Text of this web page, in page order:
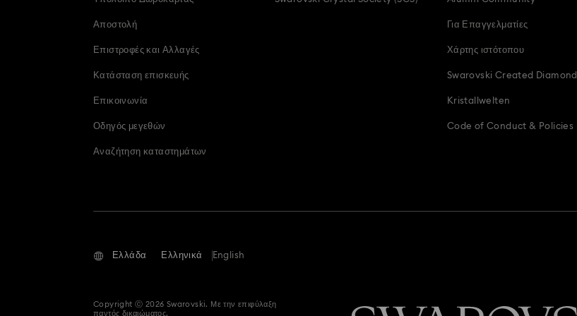
Are you a member of the Swarovski Club loyalty program?
Σημειώστε ότι κάνοντας κλικ στο κουμπί 'Αποστολή' αποδέχεστε ότι η
Υποβολή
Αποστολή
Επιστροφές και Αλλαγές
Κατάσταση επισκευής
Επικοινωνία
Οδηγός μεγεθών
Αναζήτηση καταστημάτων
Για Επαγγελματίες
Χάρτης ιστότοπου
Swarovski Created
Kristallwelten
Code of Conduct & Policies
Ελλάδα Ελληνικά English
Copyright ⓒ 2026 Swarovski. Με την επιφύλαξη
παντός δικαιώματος.